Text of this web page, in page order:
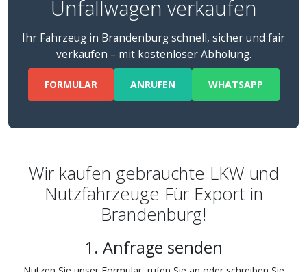
Unfallwagen verkaufen
Ihr Fahrzeug in Brandenburg schnell, sicher und fair
verkaufen – mit kostenloser Abholung.
FORMULAR ANRUFEN WHATSAPP
Wir kaufen gebrauchte LKW und
Nutzfahrzeuge Für Export in
Brandenburg!
1. Anfrage senden